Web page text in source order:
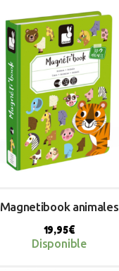
Magnetibook animales
19,95€
Disponible